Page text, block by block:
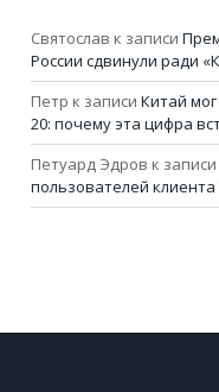
Святослав к записи
России сдвинули ради
Петр к записи Китай
20: почему эта цифра
Петуард Эдров к записи
пользователей клиента